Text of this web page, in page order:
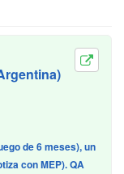
de 6 meses), un
con MEP). QA